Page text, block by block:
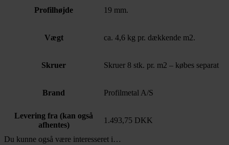
Profilhøjde 19 mm.
Vægt ca. 4,6 kg pr. dækkende m2.
Skruer Skruer 8 stk. pr. m2 – købes separat
Brand Profilmetal A/S
Levering fra (kan også
afhentes)
1.493,75 DKK
Du kunne også være interesseret i…